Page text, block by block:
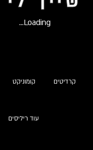
Loading...
קומוניקט קרדיטים
עוד ריליסים